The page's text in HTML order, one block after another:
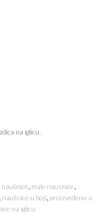
na iglicu.
, male nausnice,
, naušnice u boji, proizvedeno u
na iglicu